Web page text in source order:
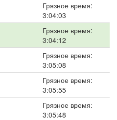
Грязное время:
3:04:03
Грязное время:
3:04:12
Грязное время:
3:05:08
Грязное время:
3:05:55
Грязное время:
3:05:48